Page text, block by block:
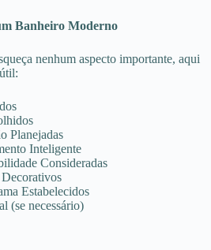
Banheiro Moderno
nenhum aspecto importante, aqui
Planejadas
Inteligente
Consideradas
Estabelecidos
(se necessário)